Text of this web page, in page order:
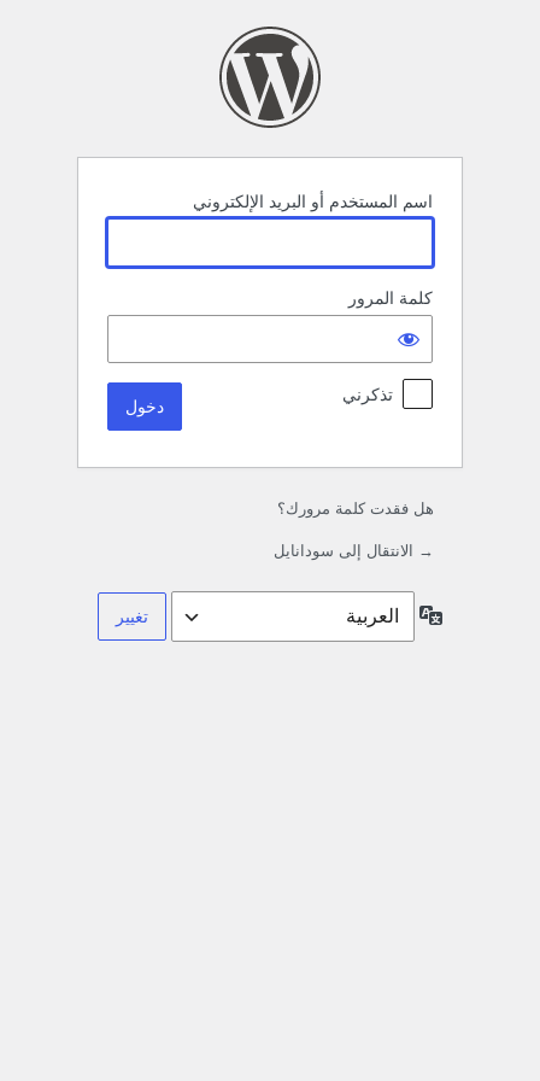
اسم المستخدم أو البريد الإلكتروني
كلمة المرور
تذكرني
هل فقدت كلمة مرورك؟
→ الانتقال إلى سودانايل
اللغة